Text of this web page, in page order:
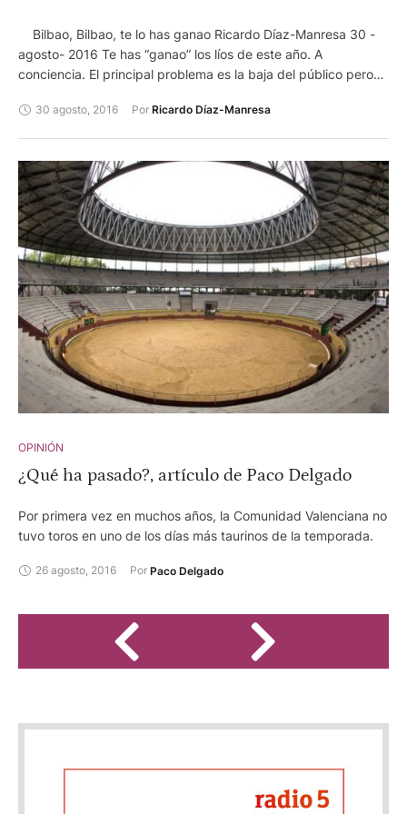
Bilbao, Bilbao, te lo has ganao Ricardo Díaz-Manresa 30 -
agosto- 2016 Te has “ganao” los líos de este año. A
conciencia. El principal problema es la baja del público pero
dos primeros días y…los siguientes y al tener que llenar tres
los jóvenes, que apostaban decididamente por ellos.
30 agosto, 2016 Por Ricardo Díaz-Manresa
OPINIÓN
¿Qué ha pasado?, artículo de Paco Delgado
Por primera vez en muchos años, la Comunidad Valenciana no
tuvo toros en uno de los días más taurinos de la temporada.
26 agosto, 2016 Por Paco Delgado